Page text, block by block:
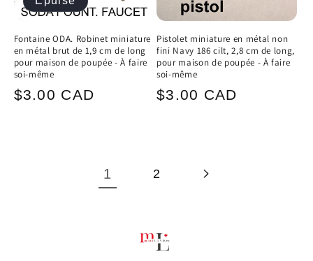
Fontaine ODA. Robinet miniature
en métal brut de 1,9 cm de long
pour maison de poupée - À faire
soi-même
Prix
$3.00 CAD
Pistolet miniature en métal non
fini Navy 186 cilt, 2,8 cm de long,
pour maison de poupée - À faire
soi-même
Prix
$3.00 CAD
1 2